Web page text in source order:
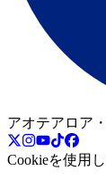
アオテアロア
Cookieを使用